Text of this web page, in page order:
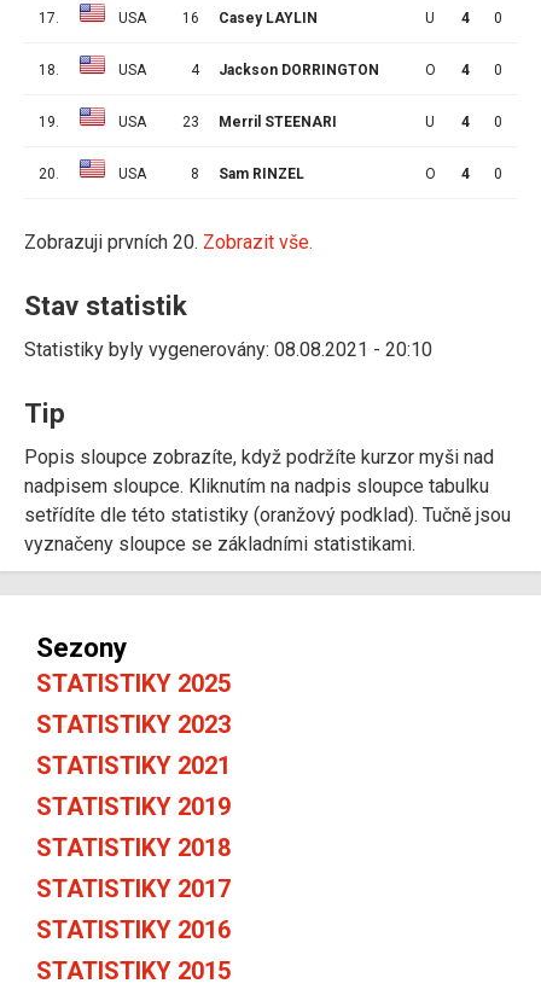
17. USA 16 Casey LAYLIN U 4 0
18. USA 4 Jackson DORRINGTON O 4 0
19. USA 23 Merril STEENARI U 4 0
20. USA 8 Sam RINZEL O 4 0
Zobrazuji prvních 20. Zobrazit vše.
Stav statistik
Statistiky byly vygenerovány: 08.08.2021 - 20:10
Tip
Popis sloupce zobrazíte, když podržíte kurzor myši nad
nadpisem sloupce. Kliknutím na nadpis sloupce tabulku
setřídíte dle této statistiky (oranžový podklad). Tučně jsou
vyznačeny sloupce se základními statistikami.
Sezony
STATISTIKY 2025
STATISTIKY 2023
STATISTIKY 2021
STATISTIKY 2019
STATISTIKY 2018
STATISTIKY 2017
STATISTIKY 2016
STATISTIKY 2015